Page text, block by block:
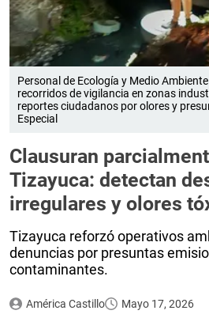
Personal de Ecología y Medio
recorridos de vigilancia en zonas
reportes ciudadanos por olores y
Especial
Clausuran
Tizayuca: detectan
irregulares y olores
Tizayuca reforzó operativos
denuncias por presuntas
contaminantes.
América Castillo Mayo 17, 2026